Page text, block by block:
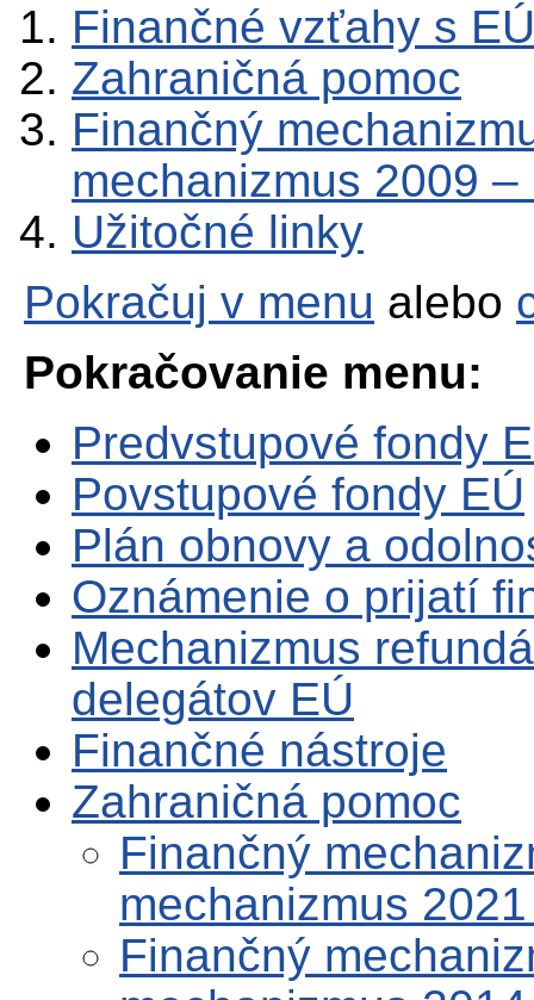
Finančné vzťahy s EÚ
Zahraničná pomoc
Finančný
mechanizmus 2009 –
Užitočné linky
Pokračuj v menu alebo
Pokračovanie menu:
Predvstupové fondy
Povstupové fondy EÚ
Plán obnovy a
Oznámenie o prijatí
Mechanizmus
delegátov EÚ
Finančné nástroje
Zahraničná pomoc
Finančný
mechanizmus
Finančný